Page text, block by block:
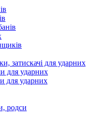
затискачі для ударних
для ударних
для ударних
родси